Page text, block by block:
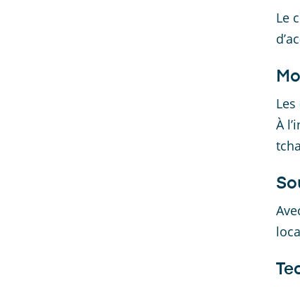
Le
À